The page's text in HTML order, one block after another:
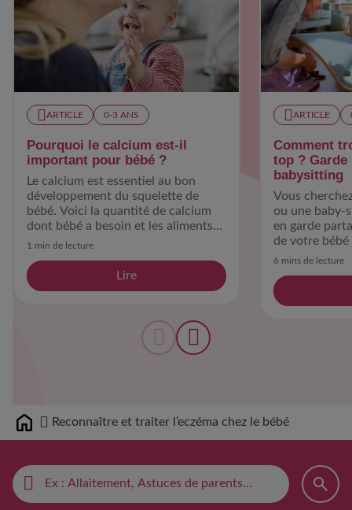
ARTICLE 0-3 ANS
Pourquoi le calcium est-il
important pour bébé ?
Le calcium est essentiel au bon
développement du squelette de
bébé. Voici la quantité de calcium
dont bébé a besoin et les aliments
qui en contiennent.
1 min de lecture
Lire
ARTICLE
Comment
top ? Garde
babysitting
Vous
ou une baby-
en garde
de votre bébé
6 mins de lecture
Home Reconnaître et traiter l’eczéma chez le bébé